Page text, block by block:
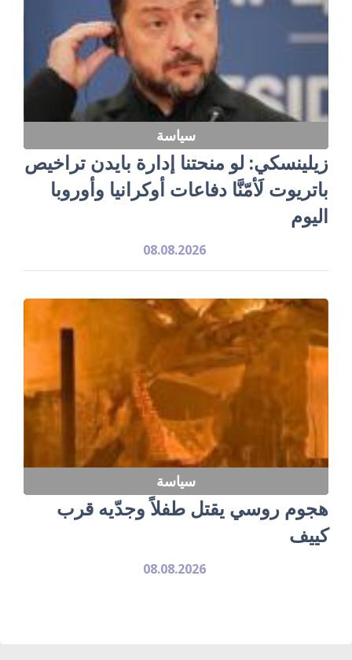
سياسة
زيلينسكي: لو منحتنا إدارة بايدن تراخيص
باتريوت لَأمّنَّا دفاعات أوكرانيا وأوروبا
اليوم
08.08.2026
سياسة
هجوم روسي يقتل طفلاً وجدّيه قرب
كييف
08.08.2026